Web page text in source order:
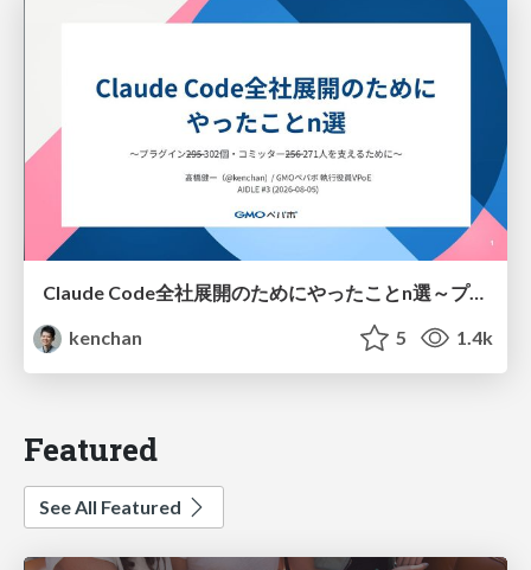
Claude Code全社展開のためにやったことn選～プラグイン302個・コミッター271人を支えるために～
kenchan
5 1.4k
Featured
See All Featured